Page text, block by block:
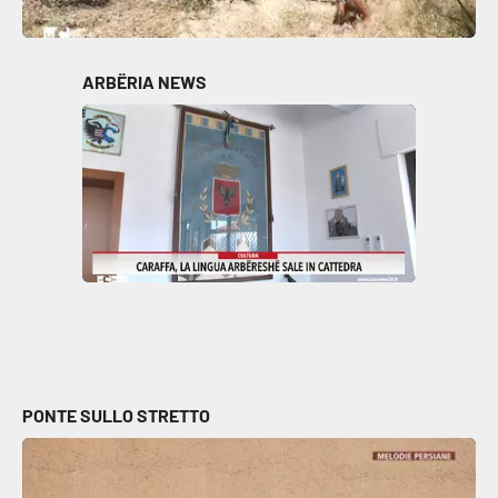
Parchi Marini Calabria
Leggendo Alvaro insieme
Imprese Di Calabria
Le perfidie di Antonella Grippo
Venti di comunicazione
LaC Network
ARBËRIA NEWS
PONTE SULLO STRETTO